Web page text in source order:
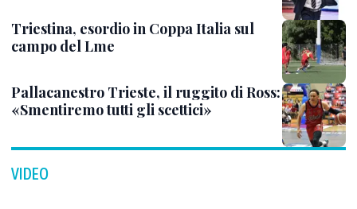
Triestina, esordio in Coppa Italia sul
campo del Lme
Pallacanestro Trieste, il ruggito di Ross:
«Smentiremo tutti gli scettici»
VIDEO